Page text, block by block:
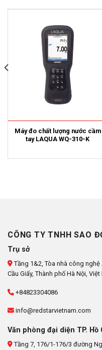
Máy đo chất lượng nước cầm
tay LAQUA WQ-310-K
CÔNG TY TNHH SAO
Trụ sở
Tầng 1&2, Tòa nhà công nghệ
Cầu Giấy, Thành phố Hà Nội, Việt
+84823304086
info@redstarvietnam.com
Văn phòng đại diện TP. Hồ
Tầng 7, 176/1-176/3 đường